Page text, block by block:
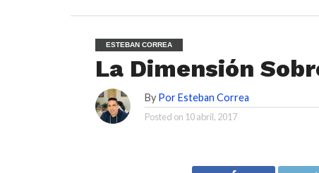
ESTEBAN CORREA
La Dimensión
By Por Esteban Correa
Posted on 10 abril, 2017